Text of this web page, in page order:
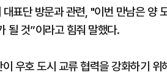
표단 방문과 관련, "이번 만남은 양
될 것”이라고 힘줘 말했다.
우호 도시 교류 협력을 강화하기 위